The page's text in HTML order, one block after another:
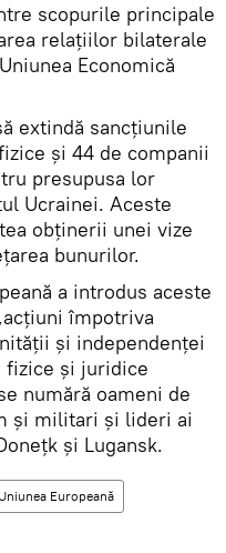
scopurile principale
relațiilor bilaterale
Economică
extindă sancțiunile
și 44 de companii
presupusa lor
Ucrainei. Aceste
obţinerii unei vize
bunurilor.
a introdus aceste
împotriva
și independenței
fizice și juridice
numără oameni de
și militari și lideri ai
și Lugansk.
Uniunea Europeană